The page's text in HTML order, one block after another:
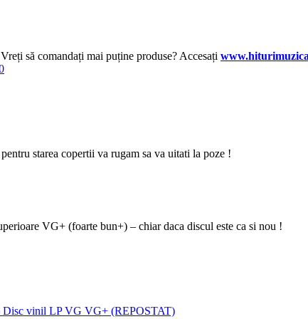
să comandați mai puține produse? Accesați
starea copertii va rugam sa va uitati la poze !
VG+ (foarte bun+) – chiar daca discul este ca si nou !